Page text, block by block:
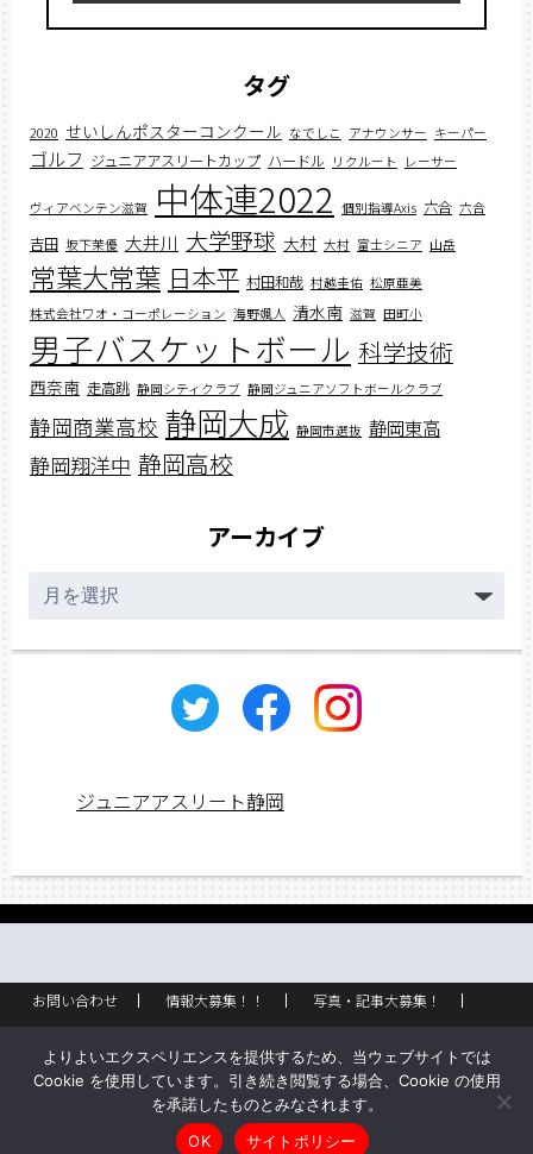
タグ
2020 せいしんポスターコンクール なでしこ アナウンサー キーパー
ゴルフ ジュニアアスリートカップ ハードル リクルート レーサー
ヴィアベンテン滋賀 中体連2022 個別指導Axis 六合 六合
吉田 坂下茉優 大井川 大学野球 大村 大村 富士シニア 山岳
常葉大常葉 日本平 村田和哉 村越圭佑 松原亜美
株式会社ワオ・コーポレーション 海野颯人 清水南 滋賀 田町小
男子バスケットボール 科学技術
西奈南 走高跳 静岡シティクラブ 静岡ジュニアソフトボールクラブ
静岡商業高校 静岡大成 静岡市選抜 静岡東高
静岡翔洋中 静岡高校
アーカイブ
ー
ジュニアアスリート静岡
お問い合わせ 情報大募集！！
写真・記事大募集！
企業情報
創刊のご挨拶 サイトポリシー
Copyright © ジュニアアスリート静岡 All rights reserved.
よりよいエクスペリエンスを提供するため、当ウェブサイトでは
Cookie を使用しています。引き続き閲覧する場合、Cookie の使用
を承諾したものとみなされます。
OK
サイトポリシー